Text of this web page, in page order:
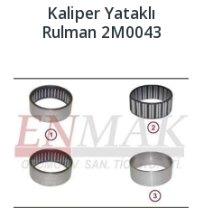
Kaliper Yataklı
Rulman 2M0043